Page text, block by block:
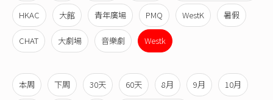
HKAC 大館 青年廣場 PMQ WestK 暑假
CHAT 大劇場 音樂劇 Westk
本周 下周 30天 60天 8月 9月 10月